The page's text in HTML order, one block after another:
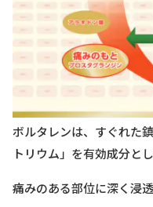
ボルタレンは、すぐれた
トリウム」を有効成分とし
痛みのある部位に深く浸